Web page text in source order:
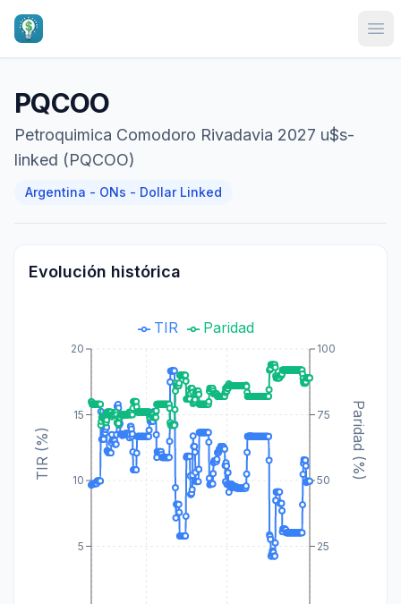
PQCOO
Petroquimica Comodoro Rivadavia 2027 u$s-
linked (PQCOO)
Argentina - ONs - Dollar Linked
Evolución histórica
5
10
15
20
TIR (%)
25
50
75
100
Paridad (%)
TIR Paridad